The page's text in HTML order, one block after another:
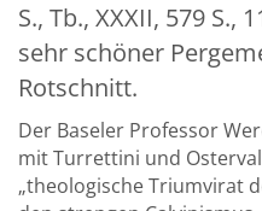
S., Tb., XXXII, 579 S.,
sehr schöner
Rotschnitt.
Der Baseler Professor
mit Turrettini und
„theologische Triumvirat